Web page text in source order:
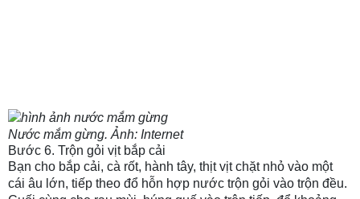
Nước mắm gừng. Ảnh: Internet
Bước 6. Trộn gỏi vịt bắp cải
Bạn cho bắp cải, cà rốt, hành tây, thịt vịt chặt nhỏ vào một
cái âu lớn, tiếp theo đổ hỗn hợp nước trộn gỏi vào trộn đều.